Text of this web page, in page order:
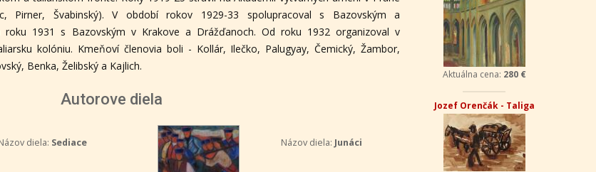
Pirner, Švabinský). V období rokov 1929-33 spolupracoval s Bazovským a
roku 1931 s Bazovským v Krakove a Drážďanoch. Od roku 1932 organizoval v
kolóniu. Kmeňoví členovia boli - Kollár, Ilečko, Palugyay, Čemický, Žambor,
Benka, Želibský a Kajlich.
Autorove diela
diela: Sediace Názov diela: Junáci
Aktuálna cena: 280 €
Jozef Orenčák - Taliga